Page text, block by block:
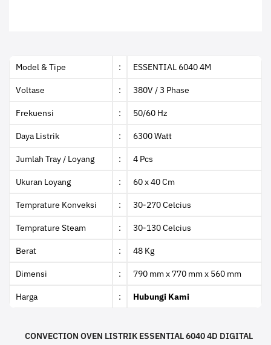
Model & Tipe : ESSENTIAL 6040 4M
Voltase : 380V / 3 Phase
Frekuensi : 50/60 Hz
Daya Listrik : 6300 Watt
Jumlah Tray / Loyang : 4 Pcs
Ukuran Loyang : 60 x 40 Cm
Temprature Konveksi : 30-270 Celcius
Temprature Steam : 30-130 Celcius
Berat : 48 Kg
Dimensi : 790 mm x 770 mm x 560 mm
Harga : Hubungi Kami
CONVECTION OVEN LISTRIK ESSENTIAL 6040 4D DIGITAL